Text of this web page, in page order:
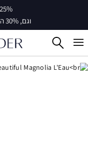
25% הנחה על מגוון מוצרים
וגם, 30% הנחה על סדרת Double Wear